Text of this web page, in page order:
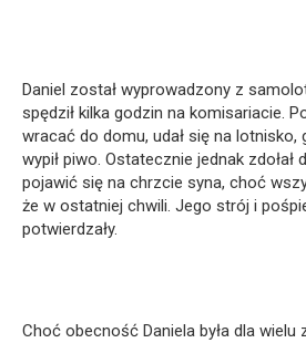
Daniel został wyprowadzony z
spędził kilka godzin na komisariacie.
wracać do domu, udał się na lotnisko,
wypił piwo. Ostatecznie jednak zdołał
pojawić się na chrzcie syna, choć
że w ostatniej chwili. Jego strój i
potwierdzały.
Choć obecność Daniela była dla wielu